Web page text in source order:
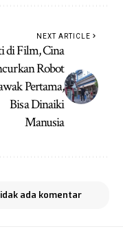
NEXT ARTICLE
di Film, Cina
Robot
Pertama,
Bisa Dinaiki
Manusia
ada komentar